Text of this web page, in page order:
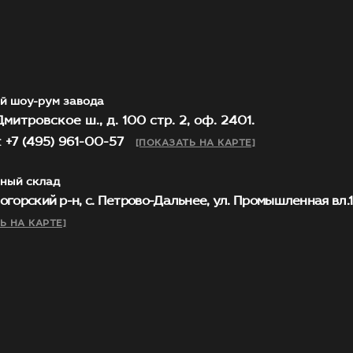
шоу-рум завода
ш., д. 100 стр. 2, оф. 2401.
(495) 961-00-57
[ПОКАЗАТЬ НА КАРТЕ]
склад
р-н, с. Петрово-Дальнее, ул. Промышленная
НА КАРТЕ]